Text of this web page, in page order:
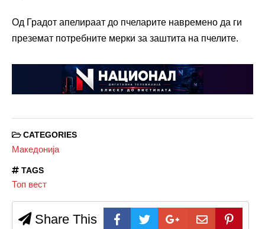
Од Градот апелираат до пчеларите навремено да ги
преземат потребните мерки за заштита на пчелите.
CATEGORIES
Македонија
TAGS
Топ вест
Share This